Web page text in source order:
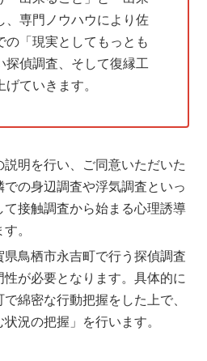
、専門ノウハウにより佐
の「現実としてもっとも
探偵調査、そして復縁工
ていきます。
明を行い、ご同意いただいた
の身辺調査や浮気調査といっ
接触調査から始まる心理誘導
。
鳥栖市永吉町で行う探偵調査
が必要となります。具体的に
綿密な行動把握をした上で、
状況の把握」を行います。